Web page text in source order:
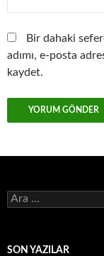
Bir dahaki
adımı, e-posta
kaydet.
Arama:
SON YAZILAR